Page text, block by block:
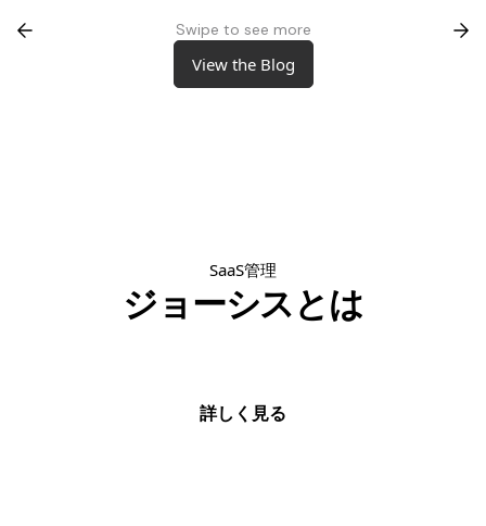
Swipe to see more
View the Blog
View the Blog
SaaS管理
ジョーシスとは
詳しく見る